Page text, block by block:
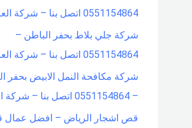
0551154864 اتصل بنا – شركة العربي
شركة جلي بلاط بحفر الباطن –
0551154864 اتصل بنا – شركة العربي
شركة مكافحة النمل الابيض بحفر
– 0551154864 اتصل بنا – شركة العربي
قص اشجار الرياض – افضل